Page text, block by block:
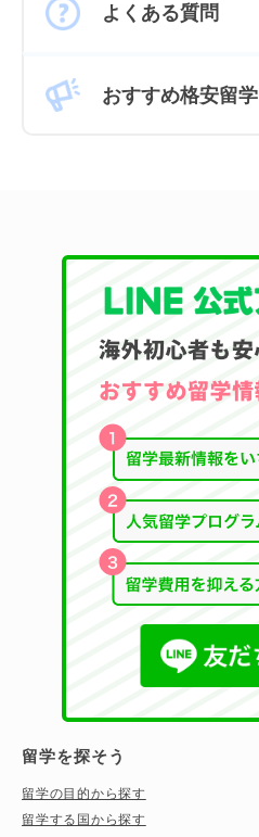
よくある質問
おすすめ格安留学
留学を探そう
留学の目的から探す
留学する国から探す